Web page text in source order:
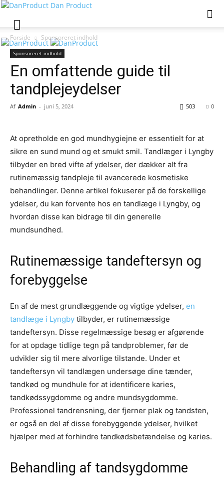
Dan Product
Forside Sponsoreret indhold
Sponsoreret indhold
En omfattende guide til
tandplejeydelser
Af Admin - juni 5, 2024 0
503
At opretholde en god mundhygiejne er essentielt for at
sikre en sund mund og et smukt smil. Tandlæger i Lyngby
tilbyder en bred vifte af ydelser, der dækker alt fra
rutinemæssig tandpleje til avancerede kosmetiske
behandlinger. Denne artikel fokuserer på de forskellige
ydelser, du kan forvente hos en tandlæge i Lyngby, og
hvordan disse kan bidrage til din generelle
mundsundhed.
Rutinemæssige tandeftersyn og
forebyggelse
En af de mest grundlæggende og vigtige ydelser, en
tandlæge i Lyngby tilbyder, er rutinemæssige
tandeftersyn. Disse regelmæssige besøg er afgørende
for at opdage tidlige tegn på tandproblemer, før de
udvikler sig til mere alvorlige tilstande. Under et
tandeftersyn vil tandlægen undersøge dine tænder,
tandkød og mundhule for at identificere karies,
tandkødssygdomme og andre mundsygdomme.
Professionel tandrensning, der fjerner plak og tandsten,
er også en del af disse forebyggende ydelser, hvilket
hjælper med at forhindre tandkødsbetændelse og karies.
Behandling af tandsygdomme